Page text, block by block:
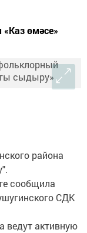
өмәсе»
района
сообщила
СДК
ведут активную